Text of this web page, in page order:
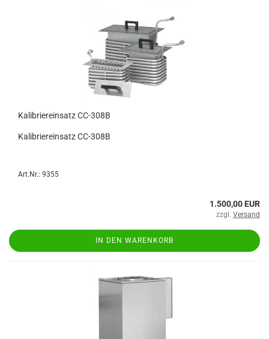
Kalibriereinsatz CC-308B
Kalibriereinsatz CC-308B
Art.Nr.: 9355
1.500,00 EUR
zzgl. Versand
IN DEN WARENKORB